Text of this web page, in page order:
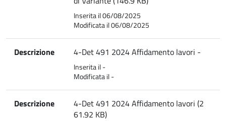
Inserita il 06/08/2025
Modificata il 06/08/2025
Descrizione 4-Det 491 2024 Affidamento lavori -
Inserita il -
Modificata il -
Descrizione
4-Det 491 2024 Affidamento lavori (2
61.92 KB)